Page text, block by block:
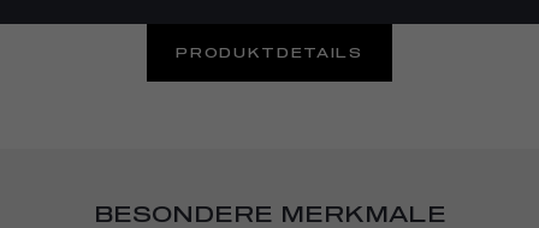
PRODUKTDETAILS
BESONDERE MERKMALE